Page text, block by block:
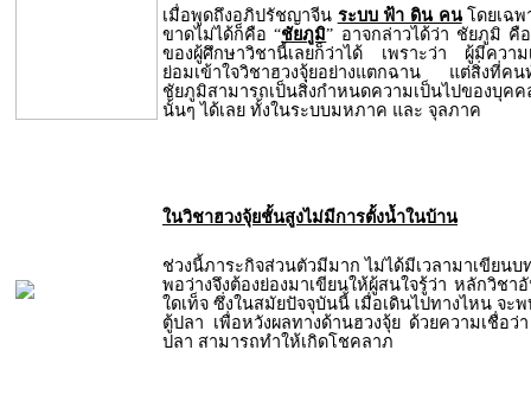
เมื่อพูดถึงอภิปรัชญาจีน ระบบ ฟ้า ดิน คนโดยเฉพ
ขาดไม่ได้ก็คือ “ชัยภูมิ” อาจกล่าวได้ว่า ชัยภูมิ คื
ของผู้ศึกษาวิชานี้เลยก็ว่าได้ เพราะว่า ผู้มีความ
ย่อมเข้าใจวิชาฮวงจุ้ยอย่างแตกฉาน แต่สิ่งที่คน
ชัยภูมิสามารถเป็นสิ่งกำหนดความเป็นไปของบุค
นั้นๆ ได้เลย ทั้งในระบบมหภาค และ จุลภาค
ในวิชาฮวงจุ้ยชั้นสูงไม่มีการตั้งน้ำในบ้าน
ช่วงนี้ภาระกิจส่วนตัวมีมาก ไม่ได้มีเวลามาเขียน
พอว่างจึงต้องย่องมาเขียนให้ผู้สนใจรู้ว่า หลักวิชา
ใดเท็จ ซึ่งในสมัยปัจจุบันนี้ เมื่อเดินไปทางไหน จะ
ตู้ปลา เพื่อหวังผลทางด้านฮวงจุ้ย ด้วยความเชื่อ
ปลา สามารถทำให้เกิดโชคลาภ